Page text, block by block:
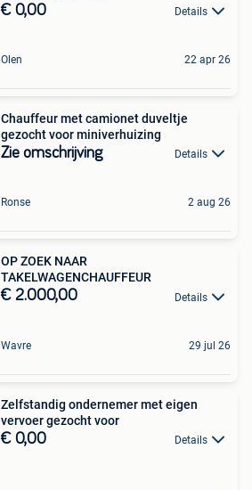
€ 0,00 Details
Olen 22 apr 26
Chauffeur met camionet duveltje
gezocht voor miniverhuizing
Zie omschrijving Details
Ronse 2 aug 26
OP ZOEK NAAR
TAKELWAGENCHAUFFEUR
€ 2.000,00 Details
Wavre 29 jul 26
Zelfstandig ondernemer met eigen
vervoer gezocht voor
€ 0,00 Details